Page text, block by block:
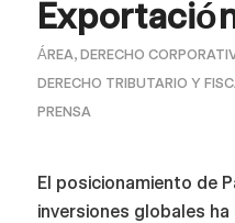
ÁREA, DERECHO
DERECHO TRIBUTARIO Y
PRENSA
El posicionamiento de
inversiones globales